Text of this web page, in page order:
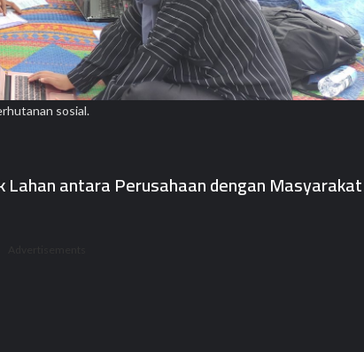
sosial.
Lahan antara Perusahaan dengan Masyarakat